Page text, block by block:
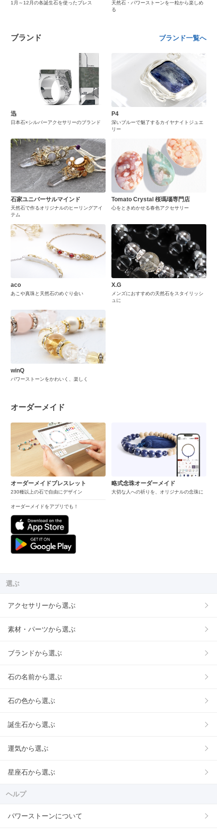
1月～12月の各誕生石を使ったブレス
天然石・パワーストーンを一粒から楽しめ
る
ブランド ブランド一覧へ
迅
日本石×シルバーアクセサリーのブランド
P4
深いブルーで魅了するカイヤナイトジュエ
リー
石家ユニバーサルマインド
天然石で作るオリジナルのヒーリングアイ
テム
Tomato Crystal 桜瑪瑙専門店
心をときめかせる春色アクセサリー
aco
あこや真珠と天然石のめぐり会い
X.G
メンズにおすすめの天然石をスタイリッシ
ュに
winQ
パワーストーンをかわいく、楽しく
オーダーメイド
オーダーメイドブレスレット
230種以上の石で自由にデザイン
オーダーメイドをアプリでも！
略式念珠オーダーメイド
大切な人への祈りを、オリジナルの念珠に
選ぶ
アクセサリーから選ぶ
素材・パーツから選ぶ
ブランドから選ぶ
石の名前から選ぶ
石の色から選ぶ
誕生石から選ぶ
運気から選ぶ
星座石から選ぶ
ヘルプ
パワーストーンについて